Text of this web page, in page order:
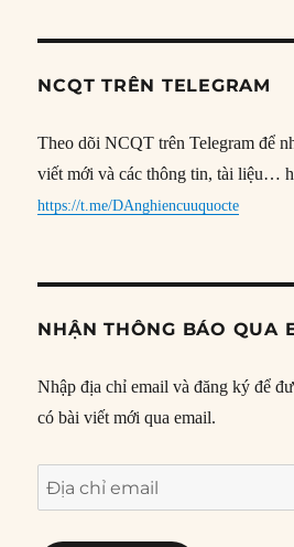
NCQT TRÊN TELEGRAM
Theo dõi NCQT trên Telegram để
viết mới và các thông tin, tài liệu…
https://t.me/DAnghiencuuquocte
NHẬN THÔNG BÁO QUA
Nhập địa chỉ email và đăng ký để
có bài viết mới qua email.
Địa
chỉ
email